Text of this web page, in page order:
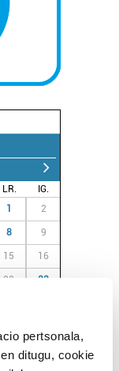
pertsonala,
ditugu, cookie
LR.
IG.
1 2
8 9
15 16
22 23